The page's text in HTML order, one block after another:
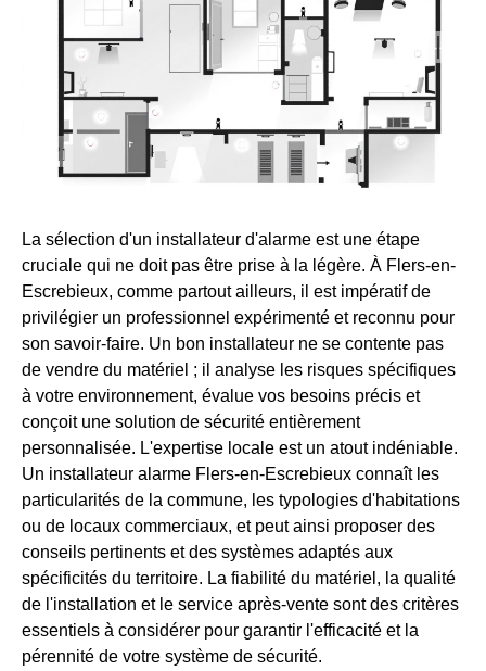
La sélection d'un installateur d'alarme est une étape
cruciale qui ne doit pas être prise à la légère. À Flers-en-
Escrebieux, comme partout ailleurs, il est impératif de
privilégier un professionnel expérimenté et reconnu pour
son savoir-faire. Un bon installateur ne se contente pas
de vendre du matériel ; il analyse les risques spécifiques
à votre environnement, évalue vos besoins précis et
conçoit une solution de sécurité entièrement
personnalisée. L'expertise locale est un atout indéniable.
Un installateur alarme Flers-en-Escrebieux connaît les
particularités de la commune, les typologies d'habitations
ou de locaux commerciaux, et peut ainsi proposer des
conseils pertinents et des systèmes adaptés aux
spécificités du territoire. La fiabilité du matériel, la qualité
de l'installation et le service après-vente sont des critères
essentiels à considérer pour garantir l'efficacité et la
pérennité de votre système de sécurité.